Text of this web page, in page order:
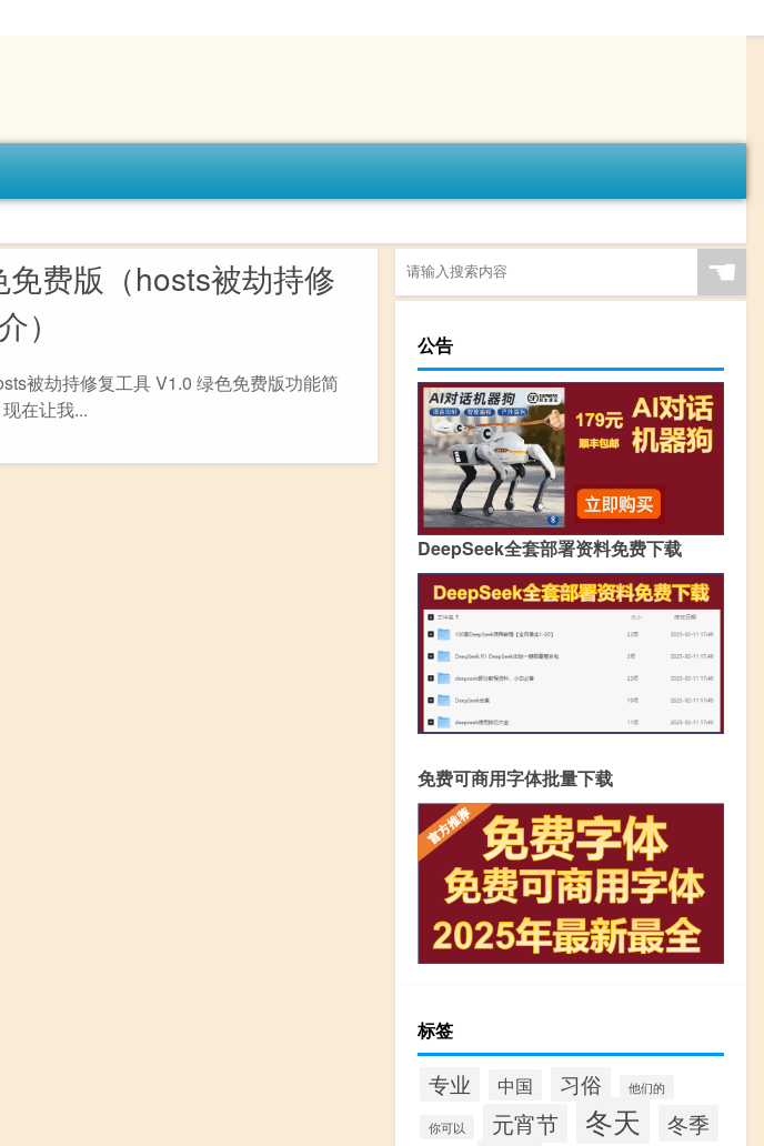
费版（hosts被劫持修
）
被劫持修复工具 V1.0 绿色免费版功能简
在让我...
☚
公告
DeepSeek全套部署资料免费下载
免费可商用字体批量下载
标签
专业 中国 习俗 他们的
你可以 元宵节 冬天 冬季